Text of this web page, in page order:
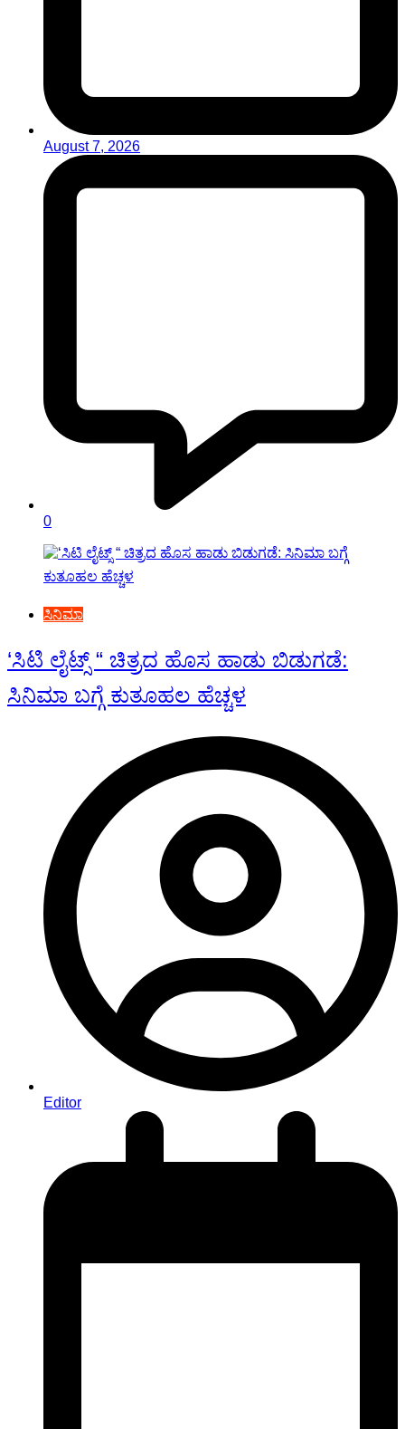
August 7, 2026
0
ಸಿನಿಮಾ
‘ಸಿಟಿ ಲೈಟ್ಸ್ “ ಚಿತ್ರದ ಹೊಸ ಹಾಡು ಬಿಡುಗಡೆ:
ಸಿನಿಮಾ ಬಗ್ಗೆ ಕುತೂಹಲ ಹೆಚ್ಚಳ
Editor